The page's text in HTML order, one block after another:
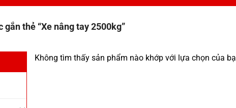
gắn thẻ “Xe nâng tay 2500kg”
Không tìm thấy sản phẩm nào khớp với lựa chọn của